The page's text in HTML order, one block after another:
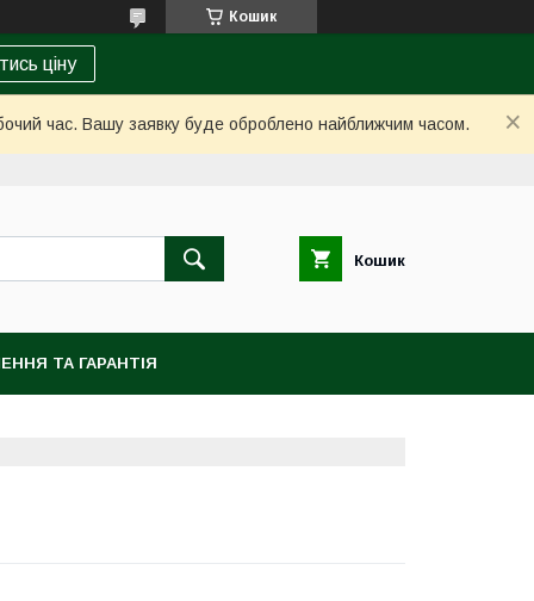
Кошик
ціну
час. Вашу заявку буде оброблено найближчим часом.
Кошик
ТА ГАРАНТІЯ